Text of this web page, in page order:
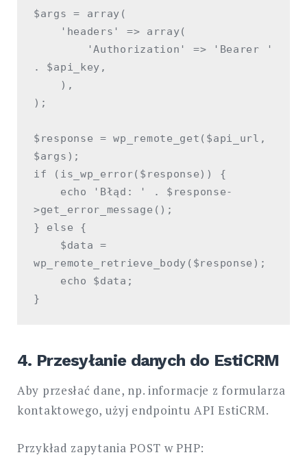
$args = array(
. $api_key,
);
$response = wp_remote_get($api_url,
$args);
if (is_wp_error($response)) {
>get_error_message();
} else {
wp_remote_retrieve_body($response);
4. Przesyłanie danych do EstiCRM
Aby przesłać dane, np. informacje z formularza
kontaktowego, użyj endpointu API EstiCRM.
Przykład zapytania POST w PHP: